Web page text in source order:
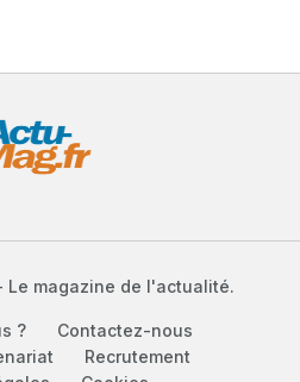
magazine de l'actualité.
?
Contactez-nous
Recrutement